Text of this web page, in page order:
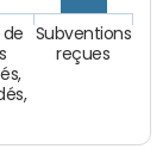
de
Subventions
reçues